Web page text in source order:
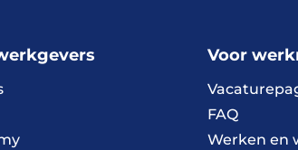
Voor
FAQ
Werken en